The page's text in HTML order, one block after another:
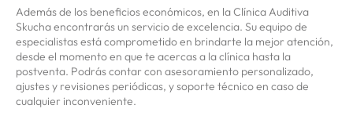
Además de los beneficios económicos, en la Clínica Auditiva
Skucha encontrarás un servicio de excelencia. Su equipo de
especialistas está comprometido en brindarte la mejor atención,
desde el momento en que te acercas a la clínica hasta la
postventa. Podrás contar con asesoramiento personalizado,
ajustes y revisiones periódicas, y soporte técnico en caso de
cualquier inconveniente.